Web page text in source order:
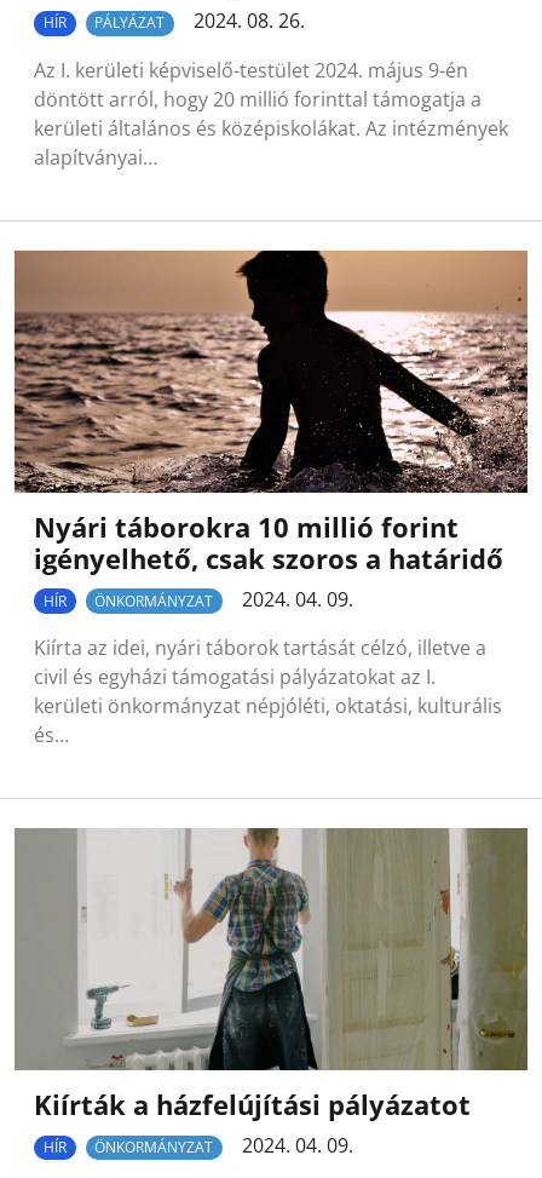
HÍR PÁLYÁZAT
2024. 08. 26.
Az I. kerületi képviselő-testület 2024. május 9-én
döntött arról, hogy 20 millió forinttal támogatja a
kerületi általános és középiskolákat. Az intézmények
alapítványai…
Nyári táborokra 10 millió forint
igényelhető, csak szoros a határidő
HÍR ÖNKORMÁNYZAT
2024. 04. 09.
Kiírta az idei, nyári táborok tartását célzó, illetve a
civil és egyházi támogatási pályázatokat az I.
kerületi önkormányzat népjóléti, oktatási, kulturális
és…
Kiírták a házfelújítási pályázatot
HÍR ÖNKORMÁNYZAT
2024. 04. 09.